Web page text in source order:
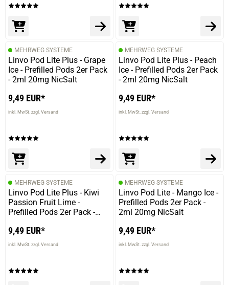
MEHRWEG SYSTEME
Linvo Pod Lite Plus - Grape
Ice - Prefilled Pods 2er Pack
- 2ml 20mg NicSalt
9,49 EUR*
inkl. MwSt. zzgl. Versand
MEHRWEG SYSTEME
Linvo Pod Lite Plus - Peach
Ice - Prefilled Pods 2er Pack
- 2ml 20mg NicSalt
9,49 EUR*
inkl. MwSt. zzgl. Versand
MEHRWEG SYSTEME
Linvo Pod Lite Plus - Kiwi
Passion Fruit Lime -
Prefilled Pods 2er Pack -
9,49 EUR*
inkl. MwSt. zzgl. Versand
MEHRWEG SYSTEME
Linvo Pod Lite - Mango Ice -
Prefilled Pods 2er Pack -
2ml 20mg NicSalt
9,49 EUR*
inkl. MwSt. zzgl. Versand